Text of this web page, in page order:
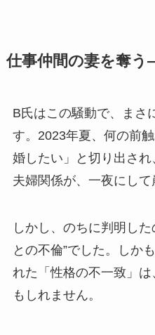
仕事仲間の妻を奪
B氏はこの騒動で、まさ
す。2023年夏、何の前
婚したい」と切り出さ
夫婦関係が、一夜にして
しかし、のちに判明し
との不倫”でした。しか
れた「性格の不一致」
もしれません。